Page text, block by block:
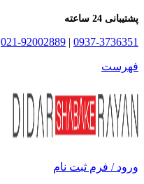
پشتیبانی 24 ساعته
0937-3736351
|
021-92002889
فهرست
ورود / فرم ثبت نام